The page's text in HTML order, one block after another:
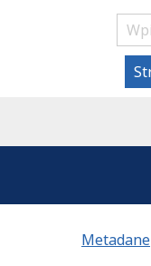
Metadane